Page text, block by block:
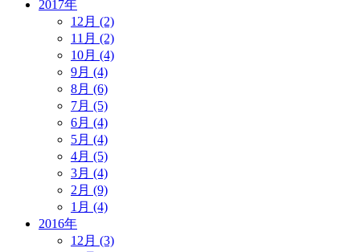
2017年
12月 (2)
11月 (2)
10月 (4)
9月 (4)
8月 (6)
7月 (5)
6月 (4)
5月 (4)
4月 (5)
3月 (4)
2月 (9)
1月 (4)
2016年
12月 (3)